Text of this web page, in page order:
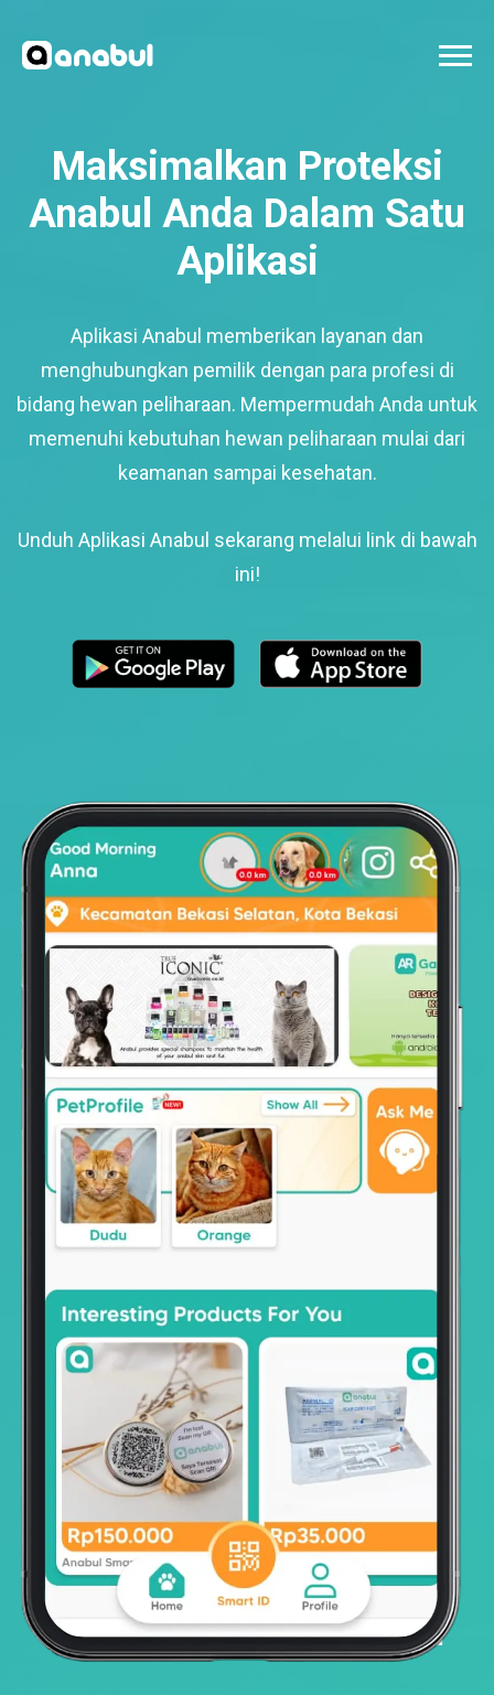
Maksimalkan Proteksi
Anabul Anda Dalam Satu
Aplikasi
Aplikasi Anabul memberikan layanan dan
menghubungkan pemilik dengan para profesi di
bidang hewan peliharaan. Mempermudah Anda untuk
memenuhi kebutuhan hewan peliharaan mulai dari
keamanan sampai kesehatan.
Unduh Aplikasi Anabul sekarang melalui link di bawah
ini!